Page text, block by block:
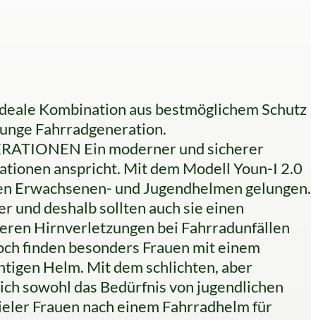
Kombination aus bestmöglichem Schutz
Fahrradgeneration.
Ein moderner und sicherer
anspricht. Mit dem Modell Youn-I 2.0
Erwachsenen- und Jugendhelmen gelungen.
und deshalb sollten auch sie einen
Hirnverletzungen bei Fahrradunfällen
finden besonders Frauen mit einem
Helm. Mit dem schlichten, aber
sowohl das Bedürfnis von jugendlichen
Frauen nach einem Fahrradhelm für